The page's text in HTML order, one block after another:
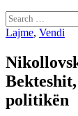
Search
for:
Lajme, Vendi
politikën